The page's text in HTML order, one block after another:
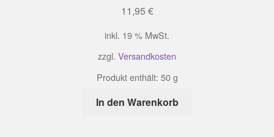
11,95 €
inkl. 19 % MwSt.
zzgl. Versandkosten
Produkt enthält: 50g
In den Warenkorb